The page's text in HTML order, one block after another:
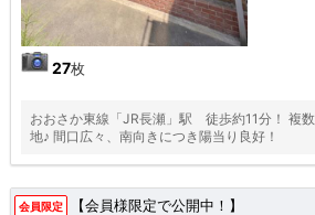
27枚
おおさか東線「JR長瀬」駅 徒歩約11分！ 複
地♪ 間口広々、南向きにつき陽当り良好！
会員限定 【会員様限定で公開中！】